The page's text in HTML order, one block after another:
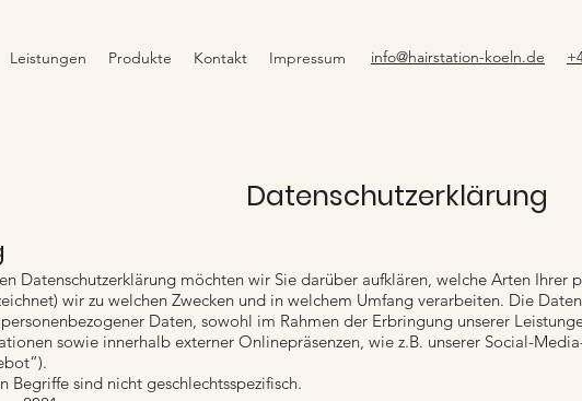
Leistungen Produkte Kontakt Impressum info@hairstation-koeln.de
Datenschutzerklärung
Datenschutzerklärung möchten wir Sie darüber aufklären, welche Arten Ihrer
wir zu welchen Zwecken und in welchem Umfang verarbeiten. Die
Daten, sowohl im Rahmen der Erbringung unserer
sowie innerhalb externer Onlinepräsenzen, wie z.B. unserer Social-
Begriffe sind nicht geschlechtsspezifisch.